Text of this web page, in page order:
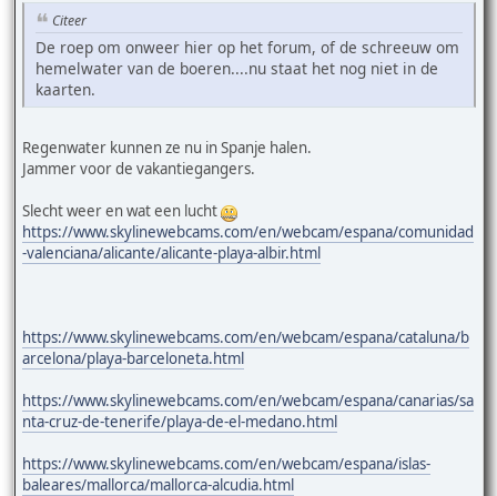
Citeer
De roep om onweer hier op het forum, of de schreeuw om
hemelwater van de boeren....nu staat het nog niet in de
kaarten.
Regenwater kunnen ze nu in Spanje halen.
Jammer voor de vakantiegangers.
Slecht weer en wat een lucht
https://www.skylinewebcams.com/en/webcam/espana/comunidad
-valenciana/alicante/alicante-playa-albir.html
https://www.skylinewebcams.com/en/webcam/espana/cataluna/b
arcelona/playa-barceloneta.html
https://www.skylinewebcams.com/en/webcam/espana/canarias/sa
nta-cruz-de-tenerife/playa-de-el-medano.html
https://www.skylinewebcams.com/en/webcam/espana/islas-
baleares/mallorca/mallorca-alcudia.html